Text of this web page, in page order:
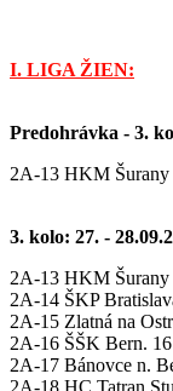
I. LIGA ŽIEN:
Predohrávka - 3.
2A-13 HKM
3. kolo: 27. -
2A-13 HKM
2A-14 ŠKP
2A-15 Zlatná na
2A-16 ŠŠK Bern.
2A-17 Bánovce n.
2A-18 HC